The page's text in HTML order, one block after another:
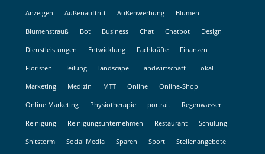
Anzeigen Außenauftritt Außenwerbung Blumen
Blumenstrauß Bot Business Chat Chatbot Design
Dienstleistungen Entwicklung Fachkräfte Finanzen
Floristen Heilung landscape Landwirtschaft Lokal
Marketing Medizin MTT Online Online-Shop
Online Marketing Physiotherapie portrait Regenwasser
Reinigung Reinigungsunternehmen Restaurant Schulung
Shitstorm Social Media Sparen Sport Stellenangebote